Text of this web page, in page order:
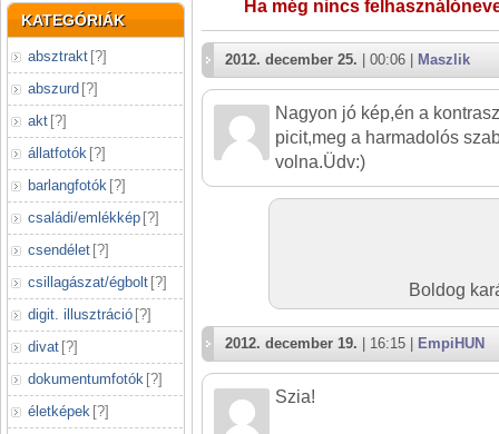
KATEGÓRIÁK
absztrakt [?]
abszurd [?]
akt [?]
állatfotók [?]
barlangfotók [?]
családi/emlékkép [?]
csendélet [?]
csillagászat/égbolt [?]
digit. illusztráció [?]
divat [?]
dokumentumfotók [?]
életképek [?]
Ha még nincs
2012. december 25. | 00:06 | Maszlik
Nagyon jó kép,én a
picit,meg a harmadolós
volna.Üdv:)
Boldog
2012. december 19. | 16:15 | EmpiHUN
Szia!